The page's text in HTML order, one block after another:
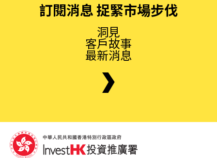
訂閱消息 捉緊市場步伐
洞見
客戶故事
最新消息